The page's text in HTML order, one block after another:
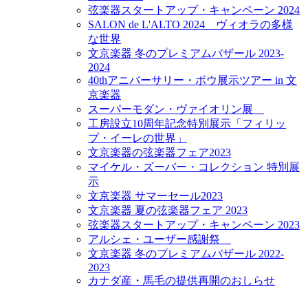
弦楽器スタートアップ・キャンペーン 2024
SALON de L'ALTO 2024 ヴィオラの多様
な世界
文京楽器 冬のプレミアムバザール 2023-
2024
40thアニバーサリー・ボウ展示ツアー in 文
京楽器
スーパーモダン・ヴァイオリン展
工房設立10周年記念特別展示「フィリッ
プ・イーレの世界」
文京楽器の弦楽器フェア2023
マイケル・ズーバー・コレクション 特別展
示
文京楽器 サマーセール2023
文京楽器 夏の弦楽器フェア 2023
弦楽器スタートアップ・キャンペーン 2023
アルシェ・ユーザー感謝祭
文京楽器 冬のプレミアムバザール 2022-
2023
カナダ産・馬毛の提供再開のおしらせ